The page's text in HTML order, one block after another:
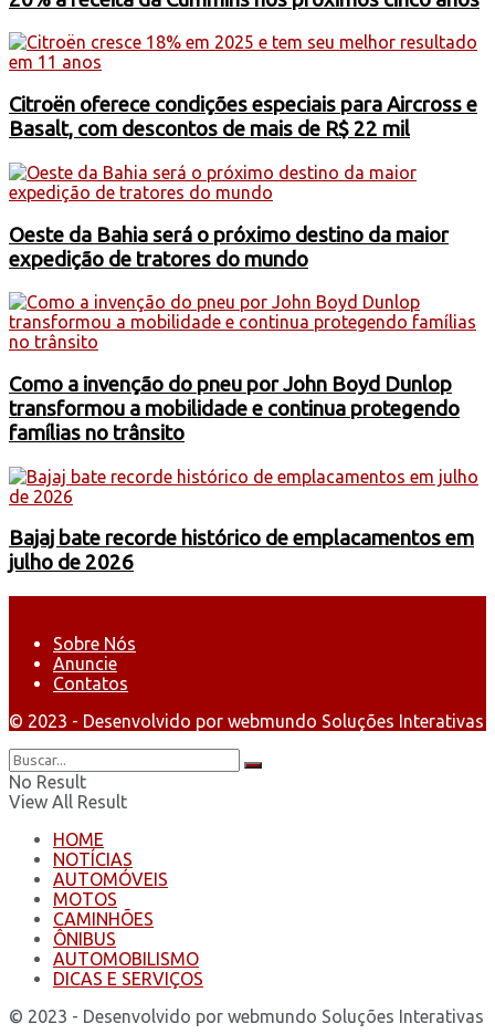
Citroën oferece condições especiais para Aircross e
Basalt, com descontos de mais de R$ 22 mil
Oeste da Bahia será o próximo destino da maior
expedição de tratores do mundo
Como a invenção do pneu por John Boyd Dunlop
transformou a mobilidade e continua protegendo
famílias no trânsito
Bajaj bate recorde histórico de emplacamentos em
julho de 2026
Sobre Nós
Anuncie
Contatos
© 2023 - Desenvolvido por webmundo Soluções Interativas
No Result
View All Result
HOME
NOTÍCIAS
AUTOMÓVEIS
MOTOS
CAMINHÕES
ÔNIBUS
AUTOMOBILISMO
DICAS E SERVIÇOS
© 2023 - Desenvolvido por webmundo Soluções Interativas